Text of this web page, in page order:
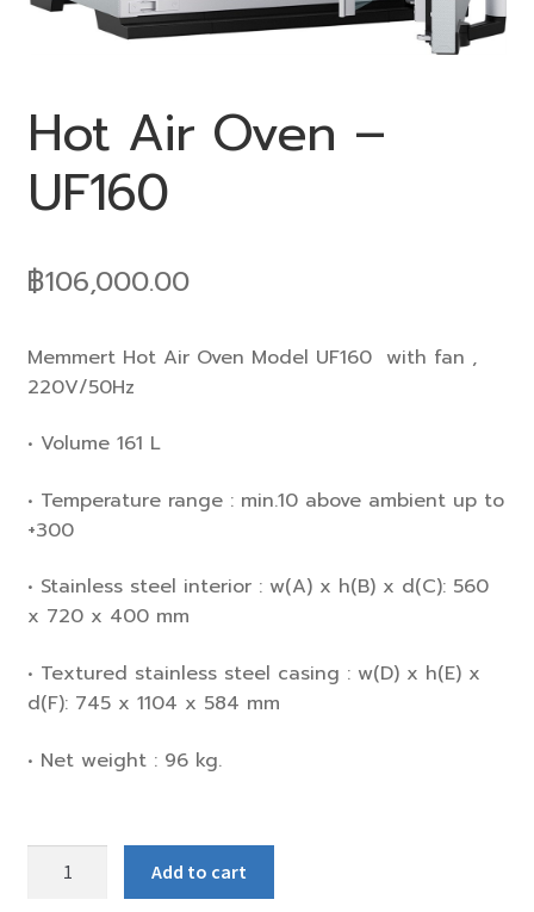
Hot Air Oven –
UF160
฿106,000.00
Memmert Hot Air Oven Model UF160 with fan ,
220V/50Hz
• Volume 161 L
• Temperature range : min.10 above ambient up to
+300
• Stainless steel interior : w(A) x h(B) x d(C): 560
x 720 x 400 mm
• Textured stainless steel casing : w(D) x h(E) x
d(F): 745 x 1104 x 584 mm
• Net weight : 96 kg.
Add to cart